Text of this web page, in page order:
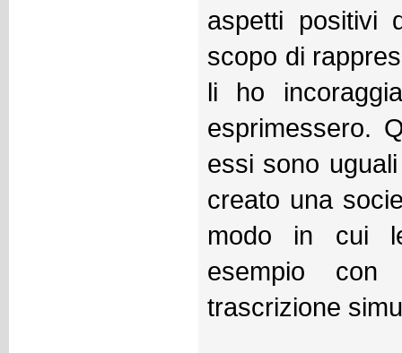
aspetti positivi
scopo di
li ho
esprimessero.
essi sono
creato una
modo in cui
esempio
trascrizione